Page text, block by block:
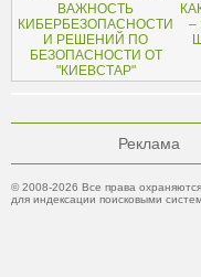
ВАЖНОСТЬ
КИБЕРБЕЗОПАСНОСТИ
И РЕШЕНИЙ ПО
БЕЗОПАСНОСТИ ОТ
"КИЕВСТАР"
–
Реклама
© 2008-2026 Все права
для индексации поисковыми